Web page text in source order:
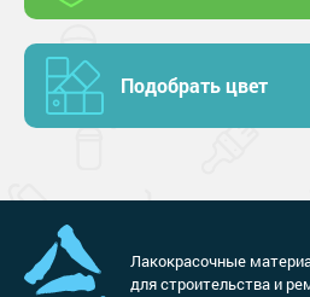
Подобрать цвет
Лакокрасочные
для строительства и